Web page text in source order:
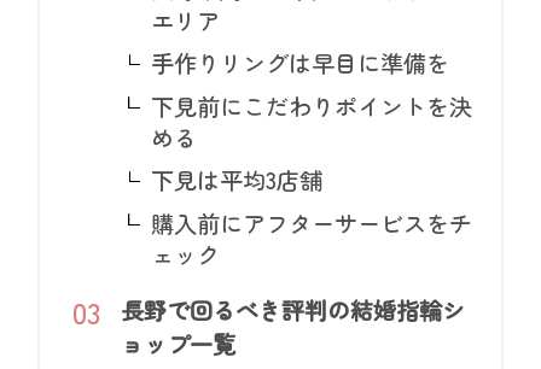
エリア
手作りリングは早目に準備を
下見前にこだわりポイントを決
める
下見は平均3店舗
購入前にアフターサービスをチ
ェック
長野で回るべき評判の結婚指輪シ
ョップ一覧